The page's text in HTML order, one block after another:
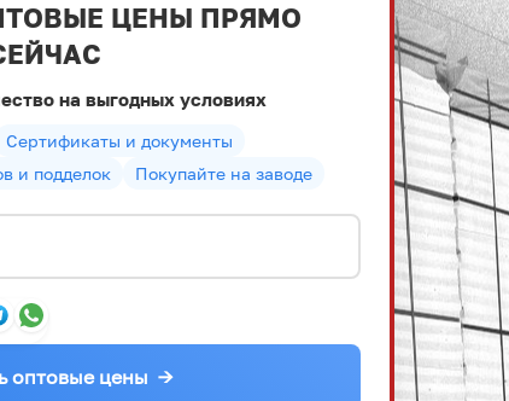
ЦЕНЫ ПРЯМО
на выгодных условиях
Сертификаты и документы
и подделок
Покупайте на заводе
оптовые цены →